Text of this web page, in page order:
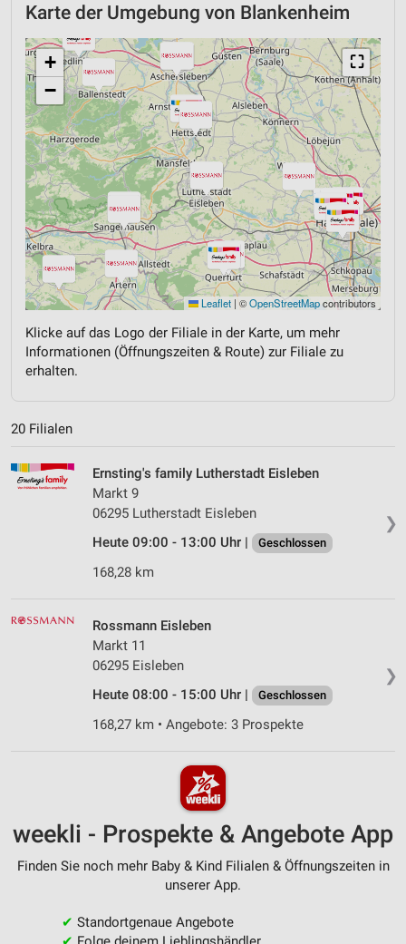
Karte der Umgebung von Blankenheim
⛶
+
−
Leaflet | ©OpenStreetMapcontributors
Klicke auf das Logo der Filiale in der Karte, um mehr
Informationen (Öffnungszeiten & Route) zur Filiale zu
erhalten.
20 Filialen
❯
Ernsting's family Lutherstadt Eisleben
Markt 9
06295 Lutherstadt Eisleben
Heute 09:00 - 13:00 Uhr |
Geschlossen
168,28 km
❯
Rossmann Eisleben
Markt 11
06295 Eisleben
Heute 08:00 - 15:00 Uhr |
Geschlossen
168,27 km • Angebote: 3 Prospekte
weekli - Prospekte & Angebote App
Finden Sie noch mehr Baby & Kind Filialen & Öffnungszeiten in
unserer App.
✔ Standortgenaue Angebote